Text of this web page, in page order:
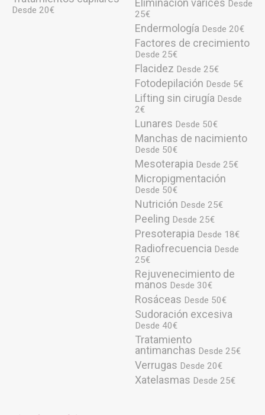
Desde 20€
Eliminación varices Desde
25€
Endermología Desde 20€
Factores de crecimiento
Desde 25€
Flacidez Desde 25€
Fotodepilación Desde 5€
Lifting sin cirugía Desde
2€
Lunares Desde 50€
Manchas de nacimiento
Desde 50€
Mesoterapia Desde 25€
Micropigmentación
Desde 50€
Nutrición Desde 25€
Peeling Desde 25€
Presoterapia Desde 18€
Radiofrecuencia Desde
25€
Rejuvenecimiento de
manos Desde 30€
Rosáceas Desde 50€
Sudoración excesiva
Desde 40€
Tratamiento
antimanchas Desde 25€
Verrugas Desde 20€
Xatelasmas Desde 25€